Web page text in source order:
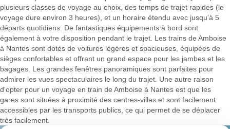
plusieurs classes de voyage au choix, des temps de trajet rapides (le
voyage dure environ 3 heures), et un horaire étendu avec jusqu'à 5
départs quotidiens. De fantastiques équipements à bord sont
également à votre disposition pendant le trajet. Les trains de Amboise
à Nantes sont dotés de voitures légères et spacieuses, équipées de
sièges confortables et offrant un grand espace pour les jambes et les
bagages. Les grandes fenêtres panoramiques sont parfaites pour
admirer les vues spectaculaires le long du trajet. Une autre raison
d'opter pour un voyage en train de Amboise à Nantes est que les
gares sont situées à proximité des centres-villes et sont facilement
accessibles par les transports publics, ce qui permet de se déplacer
très facilement.